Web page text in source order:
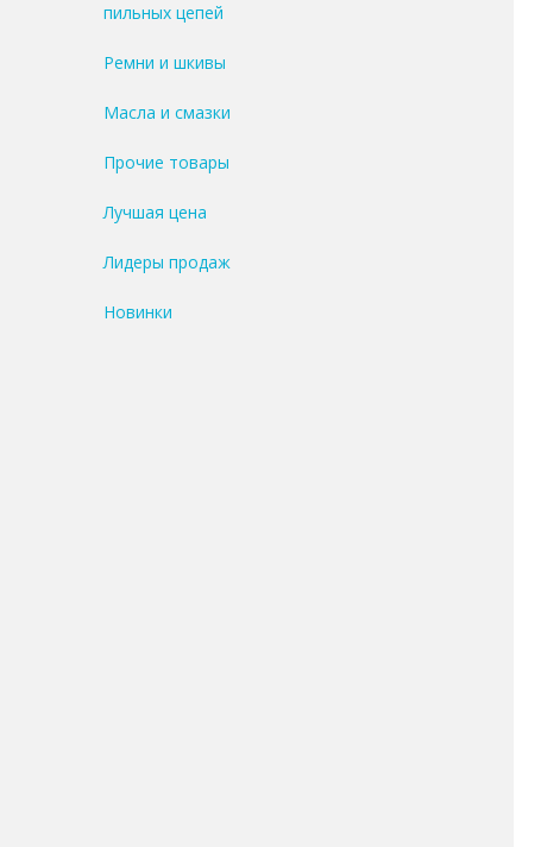
пильных цепей
Ремни и шкивы
Масла и смазки
Прочие товары
Лучшая цена
Лидеры продаж
Новинки